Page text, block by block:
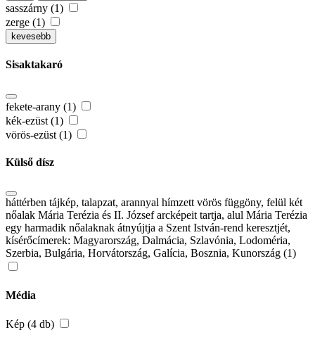
sasszárny (1)
zerge (1)
kevesebb
Sisaktakaró
fekete-arany (1)
kék-ezüst (1)
vörös-ezüst (1)
Külső dísz
háttérben tájkép, talapzat, arannyal hímzett vörös függöny, felül két
nőalak Mária Terézia és II. József arcképeit tartja, alul Mária Terézia
egy harmadik nőalaknak átnyújtja a Szent István-rend keresztjét,
kísérőcímerek: Magyarország, Dalmácia, Szlavónia, Lodoméria,
Szerbia, Bulgária, Horvátország, Galícia, Bosznia, Kunország (1)
Média
Kép (4 db)